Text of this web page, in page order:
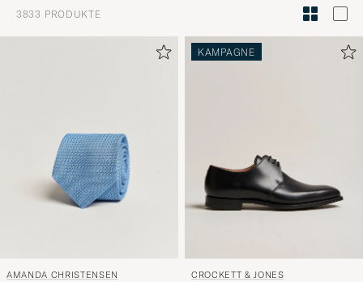
um
die
Funktion
Sie
eine
Auswahl,
3833 PRODUKTE
AMANDA CHRISTENSEN
KAMPAGNE
CROCKETT & JONES